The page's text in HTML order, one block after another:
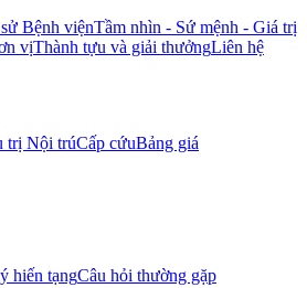
Bệnh việnTầm nhìn - Sứ mệnh - Giá trị
vịThành tựu và giải thưởngLiên hệ
trị Nội trúCấp cứuBảng giá
hiến tạngCâu hỏi thường gặp